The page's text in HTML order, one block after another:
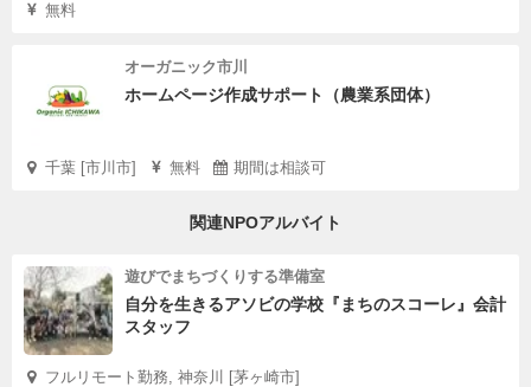
無料
オーガニック市川
ホームページ作成サポート（農業系団体）
千葉 [市川市] 無料 期間は相談可
関連NPOアルバイト
遊びでまちづくりする準備室
自分を生きるアソビの学校『まちのスコーレ』会計
スタッフ
フルリモート勤務, 神奈川 [茅ヶ崎市]